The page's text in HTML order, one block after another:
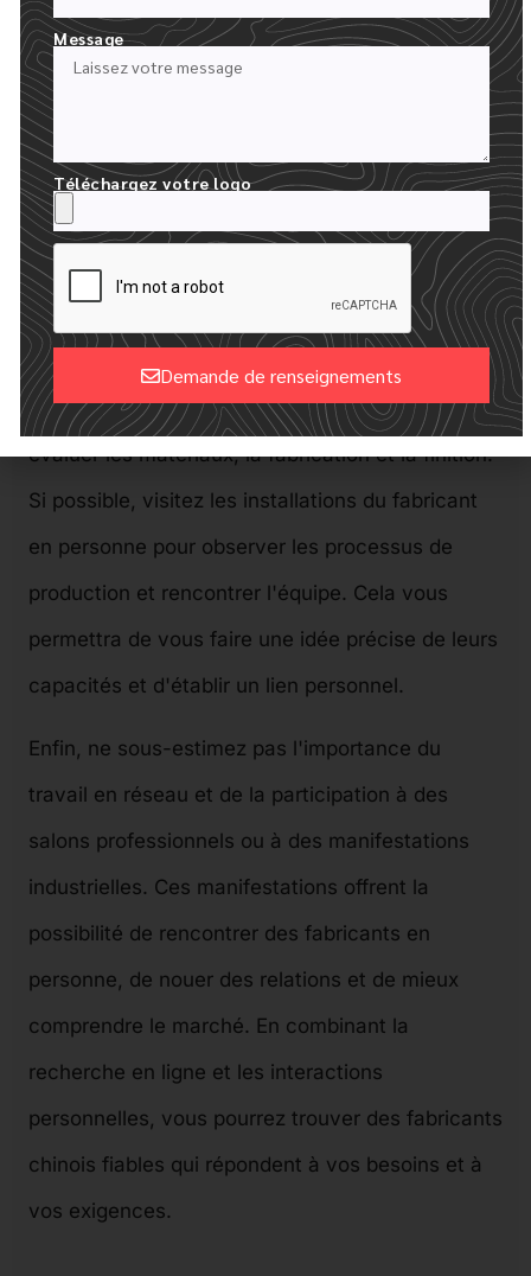
processus de fabrication, leurs mesures de
contrôle de la qualité et toute autre
préoccupation que vous pourriez avoir. Un
fabricant transparent et réactif dans sa
communication est plus susceptible d'être fiable
et digne de confiance.
En outre, pensez à demander des échantillons
aux fabricants afin d'évaluer directement la
qualité de leurs chapeaux. Vous pourrez ainsi
évaluer les matériaux, la fabrication et la finition.
Si possible, visitez les installations du fabricant
en personne pour observer les processus de
production et rencontrer l'équipe. Cela vous
permettra de vous faire une idée précise de leurs
capacités et d'établir un lien personnel.
Enfin, ne sous-estimez pas l'importance du
travail en réseau et de la participation à des
salons professionnels ou à des manifestations
industrielles. Ces manifestations offrent la
possibilité de rencontrer des fabricants en
personne, de nouer des relations et de mieux
comprendre le marché. En combinant la
recherche en ligne et les interactions
personnelles, vous pourrez trouver des fabricants
chinois fiables qui répondent à vos besoins et à
vos exigences.
Message
Téléchargez votre logo
Demande de renseignements
Alternative: